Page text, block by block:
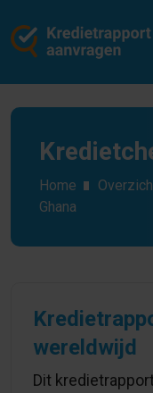
Home
Ghana
wereldwijd
Dit